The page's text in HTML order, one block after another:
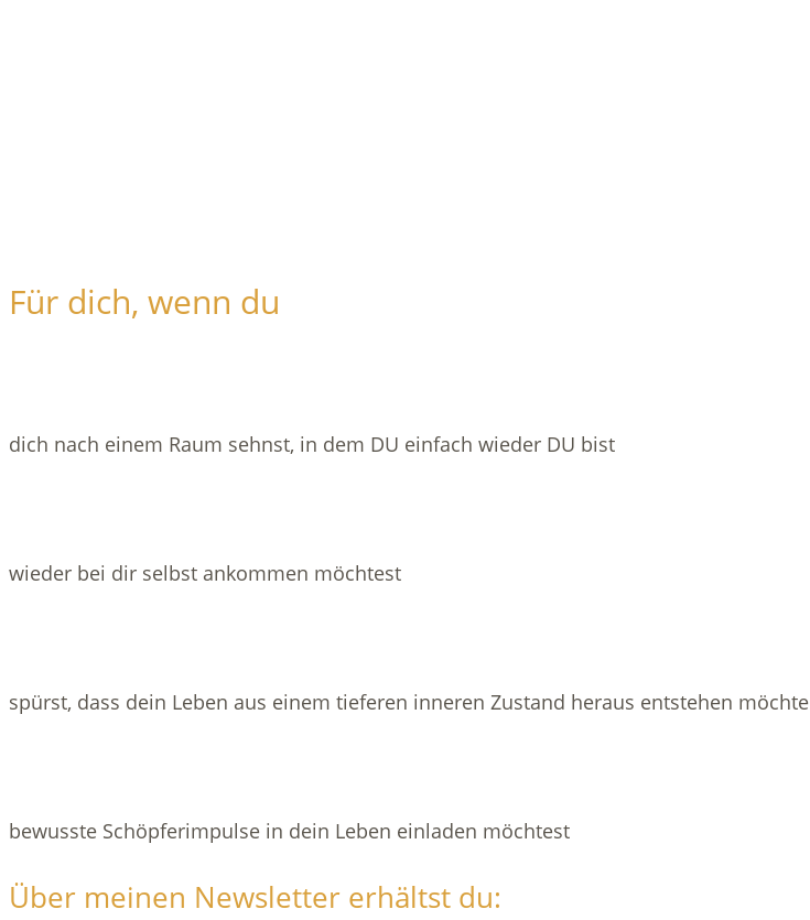
Für dich, wenn du
dich nach einem Raum sehnst, in dem DU einfach wieder DU bist
wieder bei dir selbst ankommen möchtest
spürst, dass dein Leben aus einem tieferen inneren Zustand heraus entstehen möchte
bewusste Schöpferimpulse in dein Leben einladen möchtest
Über meinen Newsletter erhältst du: